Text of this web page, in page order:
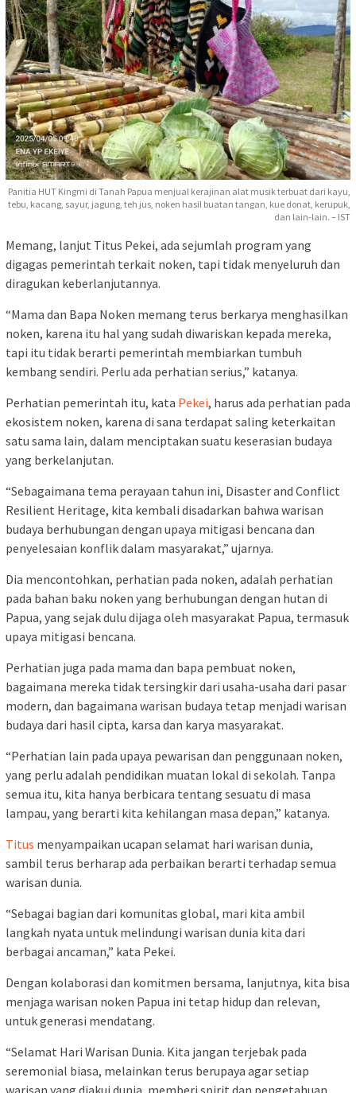
Panitia HUT Kingmi di Tanah Papua menjual kerajinan alat musik terbuat dari kayu,
tebu, kacang, sayur, jagung, teh jus, noken hasil buatan tangan, kue donat, kerupuk,
dan lain-lain. – IST
Memang, lanjut Titus Pekei, ada sejumlah program yang
digagas pemerintah terkait noken, tapi tidak menyeluruh dan
diragukan keberlanjutannya.
“Mama dan Bapa Noken memang terus berkarya menghasilkan
noken, karena itu hal yang sudah diwariskan kepada mereka,
tapi itu tidak berarti pemerintah membiarkan tumbuh
kembang sendiri. Perlu ada perhatian serius,” katanya.
Perhatian pemerintah itu, kata Pekei, harus ada perhatian pada
ekosistem noken, karena di sana terdapat saling keterkaitan
satu sama lain, dalam menciptakan suatu keserasian budaya
yang berkelanjutan.
“Sebagaimana tema perayaan tahun ini, Disaster and Conflict
Resilient Heritage, kita kembali disadarkan bahwa warisan
budaya berhubungan dengan upaya mitigasi bencana dan
penyelesaian konflik dalam masyarakat,” ujarnya.
Dia mencontohkan, perhatian pada noken, adalah perhatian
pada bahan baku noken yang berhubungan dengan hutan di
Papua, yang sejak dulu dijaga oleh masyarakat Papua, termasuk
upaya mitigasi bencana.
Perhatian juga pada mama dan bapa pembuat noken,
bagaimana mereka tidak tersingkir dari usaha-usaha dari pasar
modern, dan bagaimana warisan budaya tetap menjadi warisan
budaya dari hasil cipta, karsa dan karya masyarakat.
“Perhatian lain pada upaya pewarisan dan penggunaan noken,
yang perlu adalah pendidikan muatan lokal di sekolah. Tanpa
semua itu, kita hanya berbicara tentang sesuatu di masa
lampau, yang berarti kita kehilangan masa depan,” katanya.
Titus menyampaikan ucapan selamat hari warisan dunia,
sambil terus berharap ada perbaikan berarti terhadap semua
warisan dunia.
“Sebagai bagian dari komunitas global, mari kita ambil
langkah nyata untuk melindungi warisan dunia kita dari
berbagai ancaman,” kata Pekei.
Dengan kolaborasi dan komitmen bersama, lanjutnya, kita bisa
menjaga warisan noken Papua ini tetap hidup dan relevan,
untuk generasi mendatang.
“Selamat Hari Warisan Dunia. Kita jangan terjebak pada
seremonial biasa, melainkan terus berupaya agar setiap